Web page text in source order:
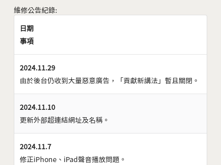
維修公告紀錄:
日期
事項
2024.11.29
由於後台仍收到大量惡意廣告，「貢獻新講法」暫且關閉。
2024.11.10
更新外部超連結網址及名稱。
2024.11.7
修正iPhone、iPad聲音播放問題。